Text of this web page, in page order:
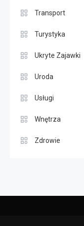
Transport
Turystyka
Ukryte Zajawki
Uroda
Usługi
Wnętrza
Zdrowie